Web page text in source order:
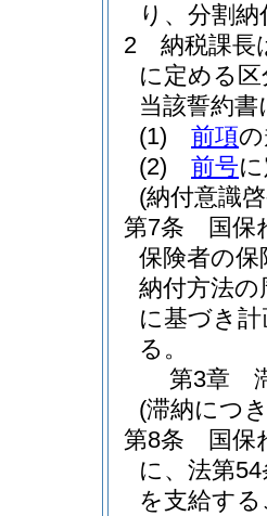
り、分割
2
納税課長
に定める
当該誓約
(1)
前項
(2)
前号
(納付意識
第7条
国保
保険者の
納付方法
に基づき
る。
第3章
(滞納につ
第8条
国保
に、法第
を支給す